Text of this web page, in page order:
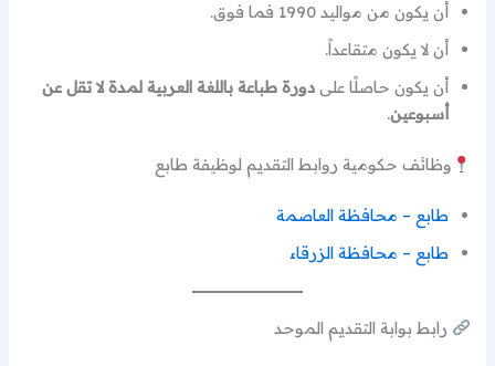
أن يكون من مواليد 1990 فما فوق.
أن لا يكون متقاعداً.
أن يكون حاصلًا علىدورة طباعة باللغة العربية لمدة لا تقل عن
أسبوعين.
وظائف حكومية روابط التقديم لوظيفة طابع
طابع – محافظة العاصمة
طابع – محافظة الزرقاء
رابط بوابة التقديم الموحد